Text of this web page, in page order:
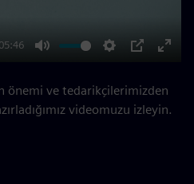
05:46
önemi ve tedarikçilerimizden
videomuzu izleyin.